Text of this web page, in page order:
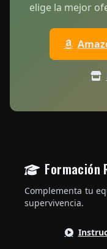
elige la mejor
Formación
Complementa tu
supervivencia.